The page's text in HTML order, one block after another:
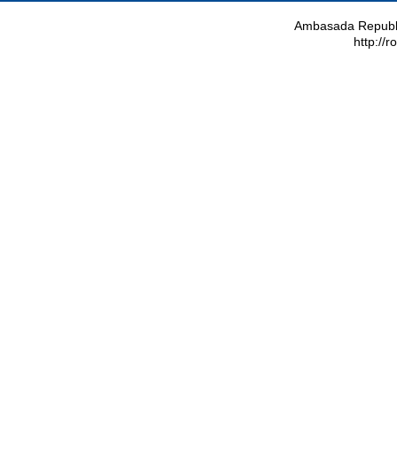
Ambasada
http://